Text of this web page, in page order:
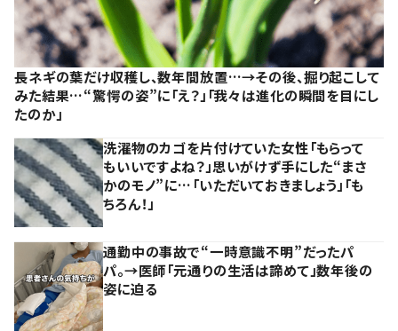
長ネギの葉だけ収穫し、数年間放置…→その後、掘り起こして
みた結果…“驚愕の姿”に「え？」「我々は進化の瞬間を目にし
たのか」
洗濯物のカゴを片付けていた女性「もらって
もいいですよね？」思いがけず手にした“まさ
かのモノ”に…「いただいておきましょう」「も
ちろん！」
通勤中の事故で“一時意識不明”だったパ
パ。→医師「元通りの生活は諦めて」数年後の
姿に迫る